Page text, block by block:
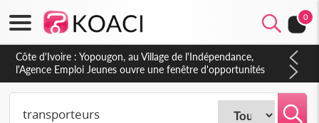
0
Côte d'Ivoire : CHU de Treichville, après la fronde, les agents
contractuels obtiennent un accord avec la direction sur les
arriérés du SMIG 2023